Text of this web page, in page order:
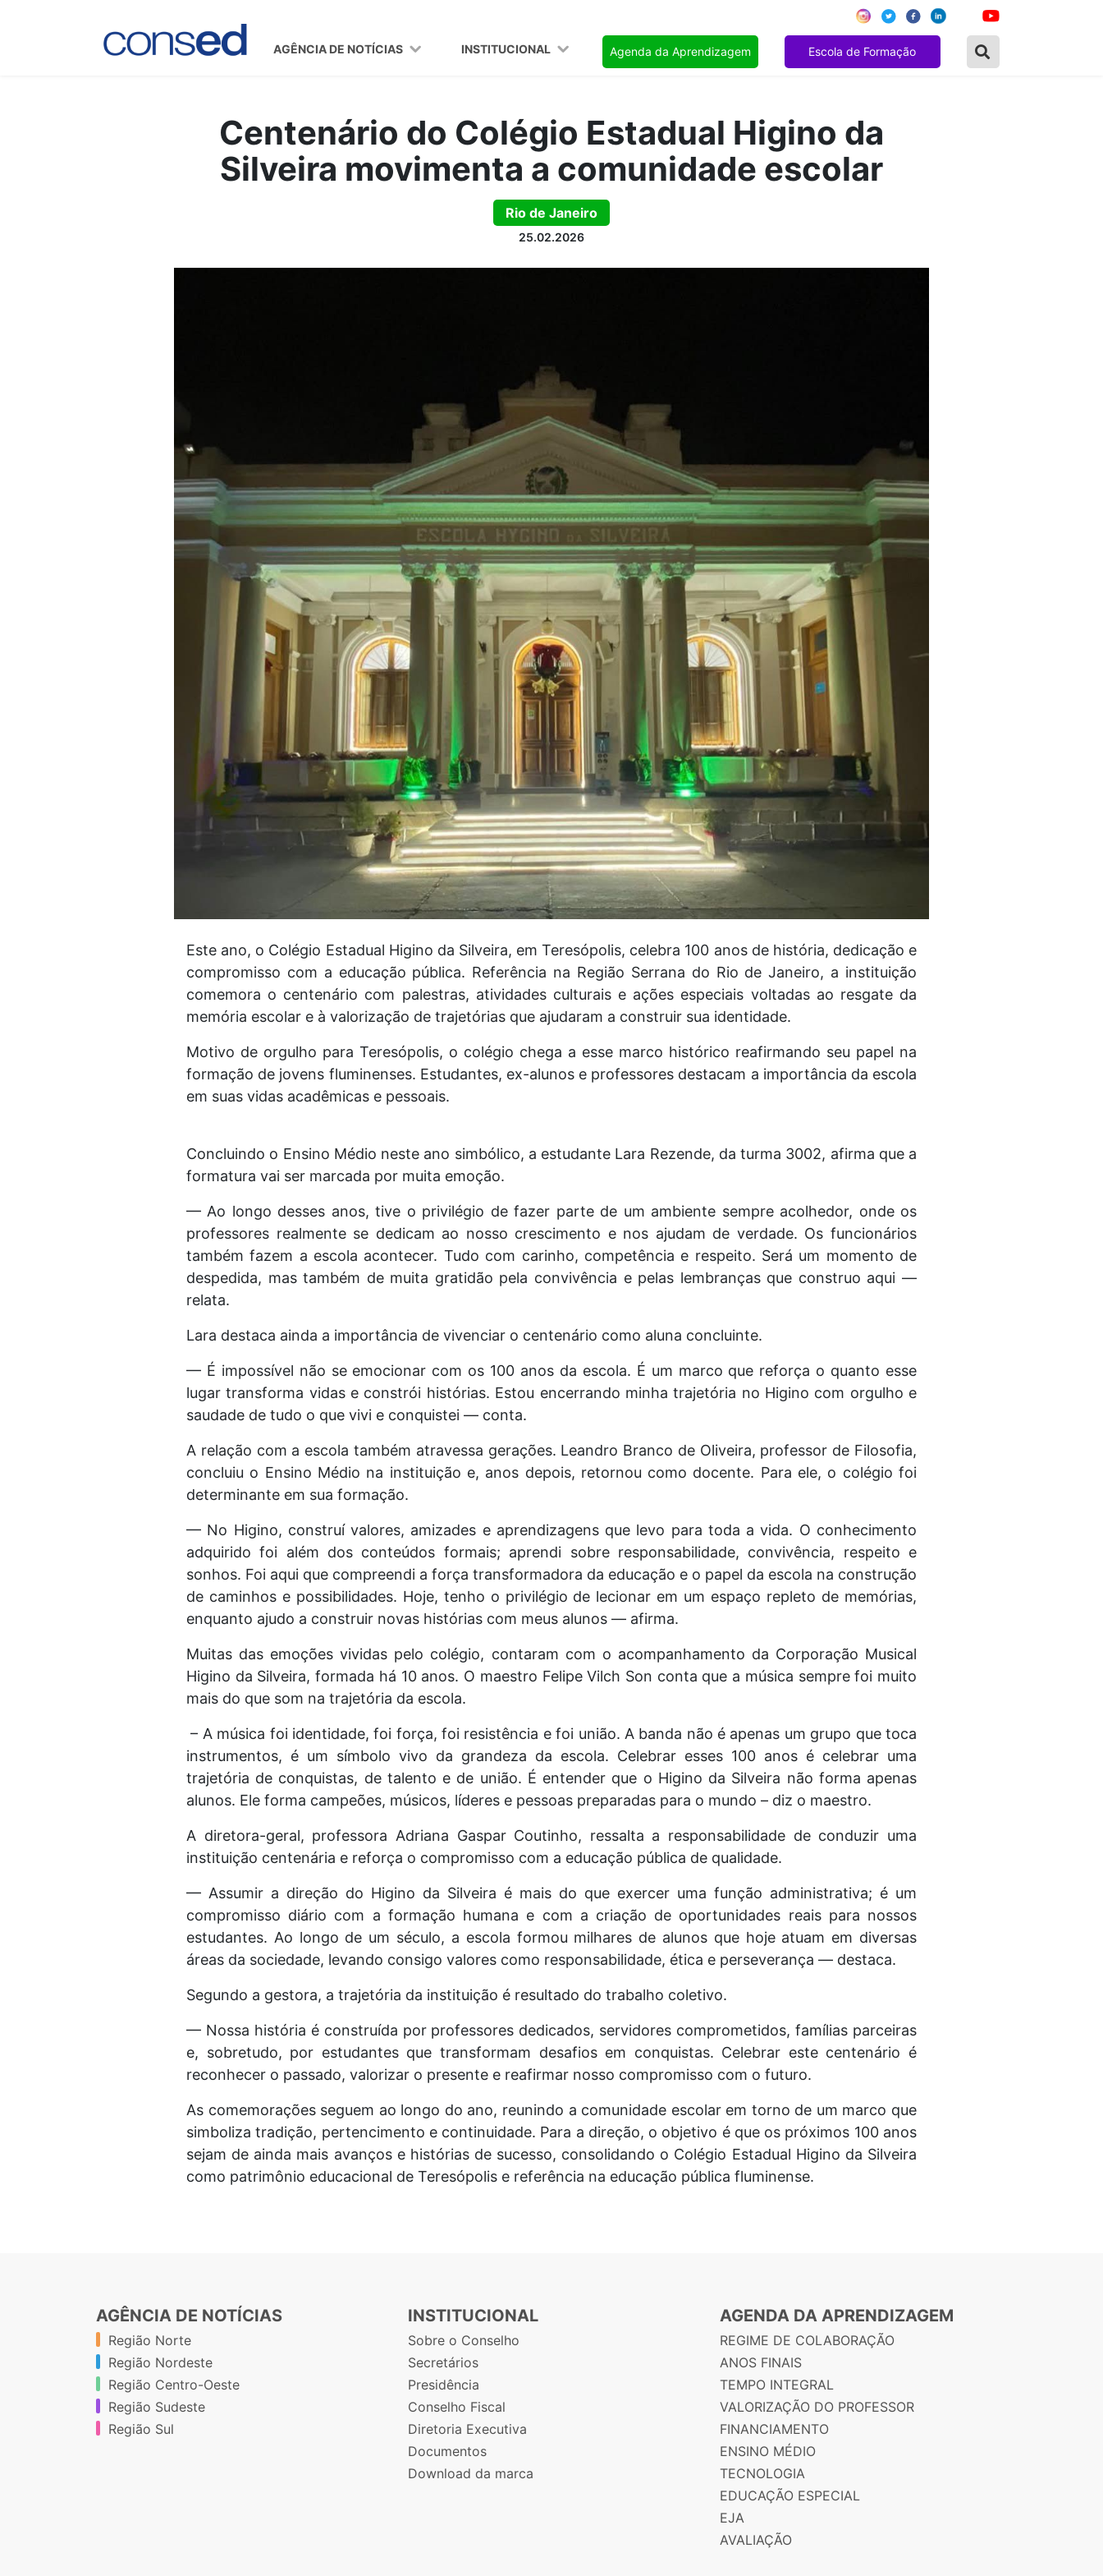
AGÊNCIA DE NOTÍCIAS INSTITUCIONAL Agenda da Aprendizagem Escola de Formação
Centenário do Colégio Estadual Higino da
Silveira movimenta a comunidade escolar
Rio de Janeiro
25.02.2026
Este ano, o Colégio Estadual Higino da Silveira, em Teresópolis, celebra 100 anos de história, dedicação e
compromisso com a educação pública. Referência na Região Serrana do Rio de Janeiro, a instituição
comemora o centenário com palestras, atividades culturais e ações especiais voltadas ao resgate da
memória escolar e à valorização de trajetórias que ajudaram a construir sua identidade.
Motivo de orgulho para Teresópolis, o colégio chega a esse marco histórico reafirmando seu papel na
formação de jovens fluminenses. Estudantes, ex-alunos e professores destacam a importância da escola
em suas vidas acadêmicas e pessoais.
Concluindo o Ensino Médio neste ano simbólico, a estudante Lara Rezende, da turma 3002, afirma que a
formatura vai ser marcada por muita emoção.
— Ao longo desses anos, tive o privilégio de fazer parte de um ambiente sempre acolhedor, onde os
professores realmente se dedicam ao nosso crescimento e nos ajudam de verdade. Os funcionários
também fazem a escola acontecer. Tudo com carinho, competência e respeito. Será um momento de
despedida, mas também de muita gratidão pela convivência e pelas lembranças que construo aqui —
relata.
Lara destaca ainda a importância de vivenciar o centenário como aluna concluinte.
— É impossível não se emocionar com os 100 anos da escola. É um marco que reforça o quanto esse
lugar transforma vidas e constrói histórias. Estou encerrando minha trajetória no Higino com orgulho e
saudade de tudo o que vivi e conquistei — conta.
A relação com a escola também atravessa gerações. Leandro Branco de Oliveira, professor de Filosofia,
concluiu o Ensino Médio na instituição e, anos depois, retornou como docente. Para ele, o colégio foi
determinante em sua formação.
— No Higino, construí valores, amizades e aprendizagens que levo para toda a vida. O conhecimento
adquirido foi além dos conteúdos formais; aprendi sobre responsabilidade, convivência, respeito e
sonhos. Foi aqui que compreendi a força transformadora da educação e o papel da escola na construção
de caminhos e possibilidades. Hoje, tenho o privilégio de lecionar em um espaço repleto de memórias,
enquanto ajudo a construir novas histórias com meus alunos — afirma.
Muitas das emoções vividas pelo colégio, contaram com o acompanhamento da Corporação Musical
Higino da Silveira, formada há 10 anos. O maestro Felipe Vilch Son conta que a música sempre foi muito
mais do que som na trajetória da escola.
– A música foi identidade, foi força, foi resistência e foi união. A banda não é apenas um grupo que toca
instrumentos, é um símbolo vivo da grandeza da escola. Celebrar esses 100 anos é celebrar uma
trajetória de conquistas, de talento e de união. É entender que o Higino da Silveira não forma apenas
alunos. Ele forma campeões, músicos, líderes e pessoas preparadas para o mundo – diz o maestro.
A diretora-geral, professora Adriana Gaspar Coutinho, ressalta a responsabilidade de conduzir uma
instituição centenária e reforça o compromisso com a educação pública de qualidade.
— Assumir a direção do Higino da Silveira é mais do que exercer uma função administrativa; é um
compromisso diário com a formação humana e com a criação de oportunidades reais para nossos
estudantes. Ao longo de um século, a escola formou milhares de alunos que hoje atuam em diversas
áreas da sociedade, levando consigo valores como responsabilidade, ética e perseverança — destaca.
Segundo a gestora, a trajetória da instituição é resultado do trabalho coletivo.
— Nossa história é construída por professores dedicados, servidores comprometidos, famílias parceiras
e, sobretudo, por estudantes que transformam desafios em conquistas. Celebrar este centenário é
reconhecer o passado, valorizar o presente e reafirmar nosso compromisso com o futuro.
As comemorações seguem ao longo do ano, reunindo a comunidade escolar em torno de um marco que
simboliza tradição, pertencimento e continuidade. Para a direção, o objetivo é que os próximos 100 anos
sejam de ainda mais avanços e histórias de sucesso, consolidando o Colégio Estadual Higino da Silveira
como patrimônio educacional de Teresópolis e referência na educação pública fluminense.
AGÊNCIA DE NOTÍCIAS
Região Norte
Região Nordeste
Região Centro-Oeste
Região Sudeste
Região Sul
INSTITUCIONAL
Sobre o Conselho
Secretários
Presidência
Conselho Fiscal
Diretoria Executiva
Documentos
Download da marca
AGENDA DA APRENDIZAGEM
REGIME DE COLABORAÇÃO
ANOS FINAIS
TEMPO INTEGRAL
VALORIZAÇÃO DO PROFESSOR
FINANCIAMENTO
ENSINO MÉDIO
TECNOLOGIA
EDUCAÇÃO ESPECIAL
EJA
AVALIAÇÃO